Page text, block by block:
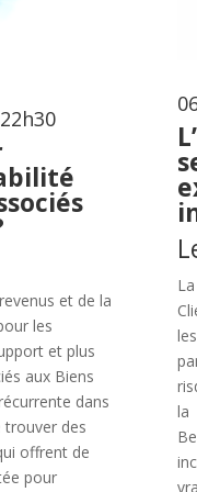
et de la
les
et plus
aux Biens
dans
trouver des
offrent de
pour
la